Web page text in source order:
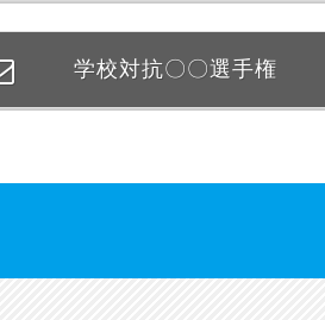
学校対抗〇〇選手権